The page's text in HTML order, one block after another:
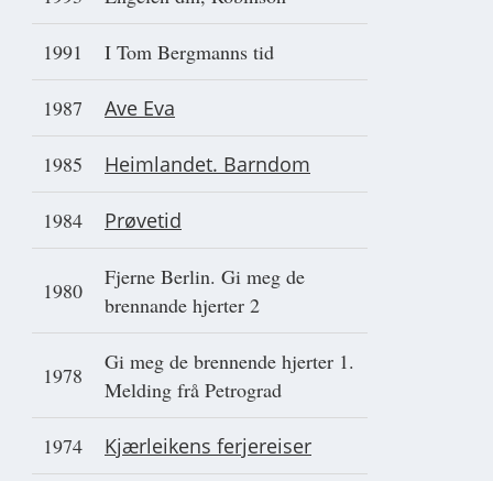
1991 I Tom Bergmanns tid
1987 Ave Eva
1985 Heimlandet. Barndom
1984 Prøvetid
1980
Fjerne Berlin. Gi meg de
brennande hjerter 2
1978
Gi meg de brennende hjerter 1.
Melding frå Petrograd
1974 Kjærleikens ferjereiser